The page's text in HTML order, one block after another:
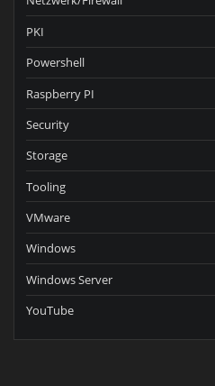
PKI
Powershell
Raspberry PI
Security
Storage
Tooling
VMware
Windows
Windows Server
YouTube